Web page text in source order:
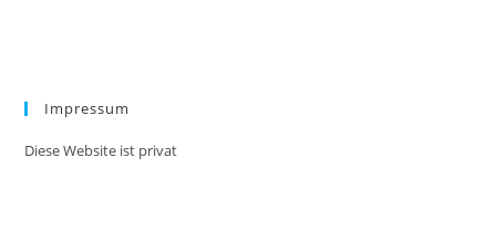
Impressum
Diese Website ist privat